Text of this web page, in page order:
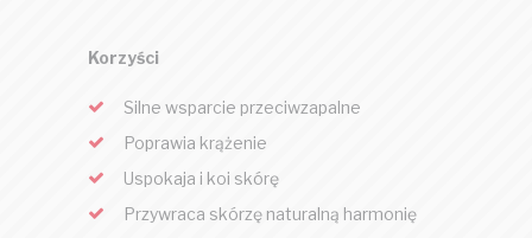
Korzyści
Silne wsparcie przeciwzapalne
Poprawia krążenie
Uspokaja i koi skórę
Przywraca skórzę naturalną harmonię